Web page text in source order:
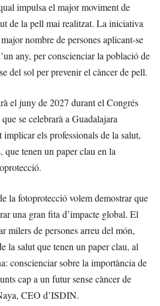
impulsa el major moviment de
de la pell mai realitzat. La iniciativa
nombre de persones aplicant-se
any, per conscienciar la població de
del sol per prevenir el càncer de pell.
el juny de 2027 durant el Congrés
se celebrarà a Guadalajara
els professionals de la salut,
que tenen un paper clau en la
la fotoprotecció volem demostrar que
una gran fita d’impacte global. El
milers de persones arreu del món,
la salut que tenen un paper clau, al
conscienciar sobre la importància de
cap a un futur sense càncer de
CEO d’ISDIN.